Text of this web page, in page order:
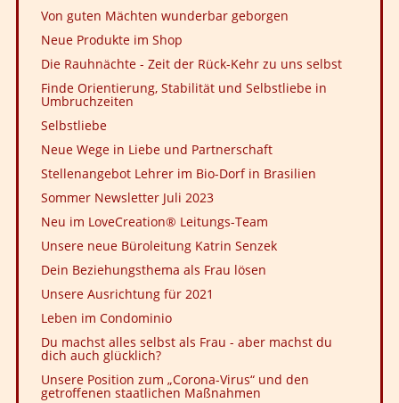
Von guten Mächten wunderbar geborgen
Neue Produkte im Shop
Die Rauhnächte - Zeit der Rück-Kehr zu uns selbst
Finde Orientierung, Stabilität und Selbstliebe in
Umbruchzeiten
Selbstliebe
Neue Wege in Liebe und Partnerschaft
Stellenangebot Lehrer im Bio-Dorf in Brasilien
Sommer Newsletter Juli 2023
Neu im LoveCreation® Leitungs-Team
Unsere neue Büroleitung Katrin Senzek
Dein Beziehungsthema als Frau lösen
Unsere Ausrichtung für 2021
Leben im Condominio
Du machst alles selbst als Frau - aber machst du
dich auch glücklich?
Unsere Position zum „Corona-Virus“ und den
getroffenen staatlichen Maßnahmen